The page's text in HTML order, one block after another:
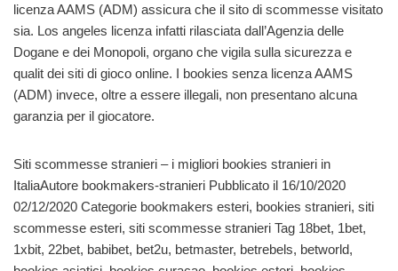
licenza AAMS (ADM) assicura che il sito di scommesse visitato
sia. Los angeles licenza infatti rilasciata dall’Agenzia delle
Dogane e dei Monopoli, organo che vigila sulla sicurezza e
qualit dei siti di gioco online. I bookies senza licenza AAMS
(ADM) invece, oltre a essere illegali, non presentano alcuna
garanzia per il giocatore.
Siti scommesse stranieri – i migliori bookies stranieri in
ItaliaAutore bookmakers-stranieri Pubblicato il 16/10/2020
02/12/2020 Categorie bookmakers esteri, bookies stranieri, siti
scommesse esteri, siti scommesse stranieri Tag 18bet, 1bet,
1xbit, 22bet, babibet, bet2u, betmaster, betrebels, betworld,